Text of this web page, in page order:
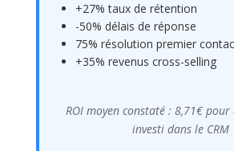
+27% taux de rétention
-50% délais de réponse
75% résolution premier
+35% revenus cross-selling
ROI moyen constaté : 8,71€
investi dans le CRM